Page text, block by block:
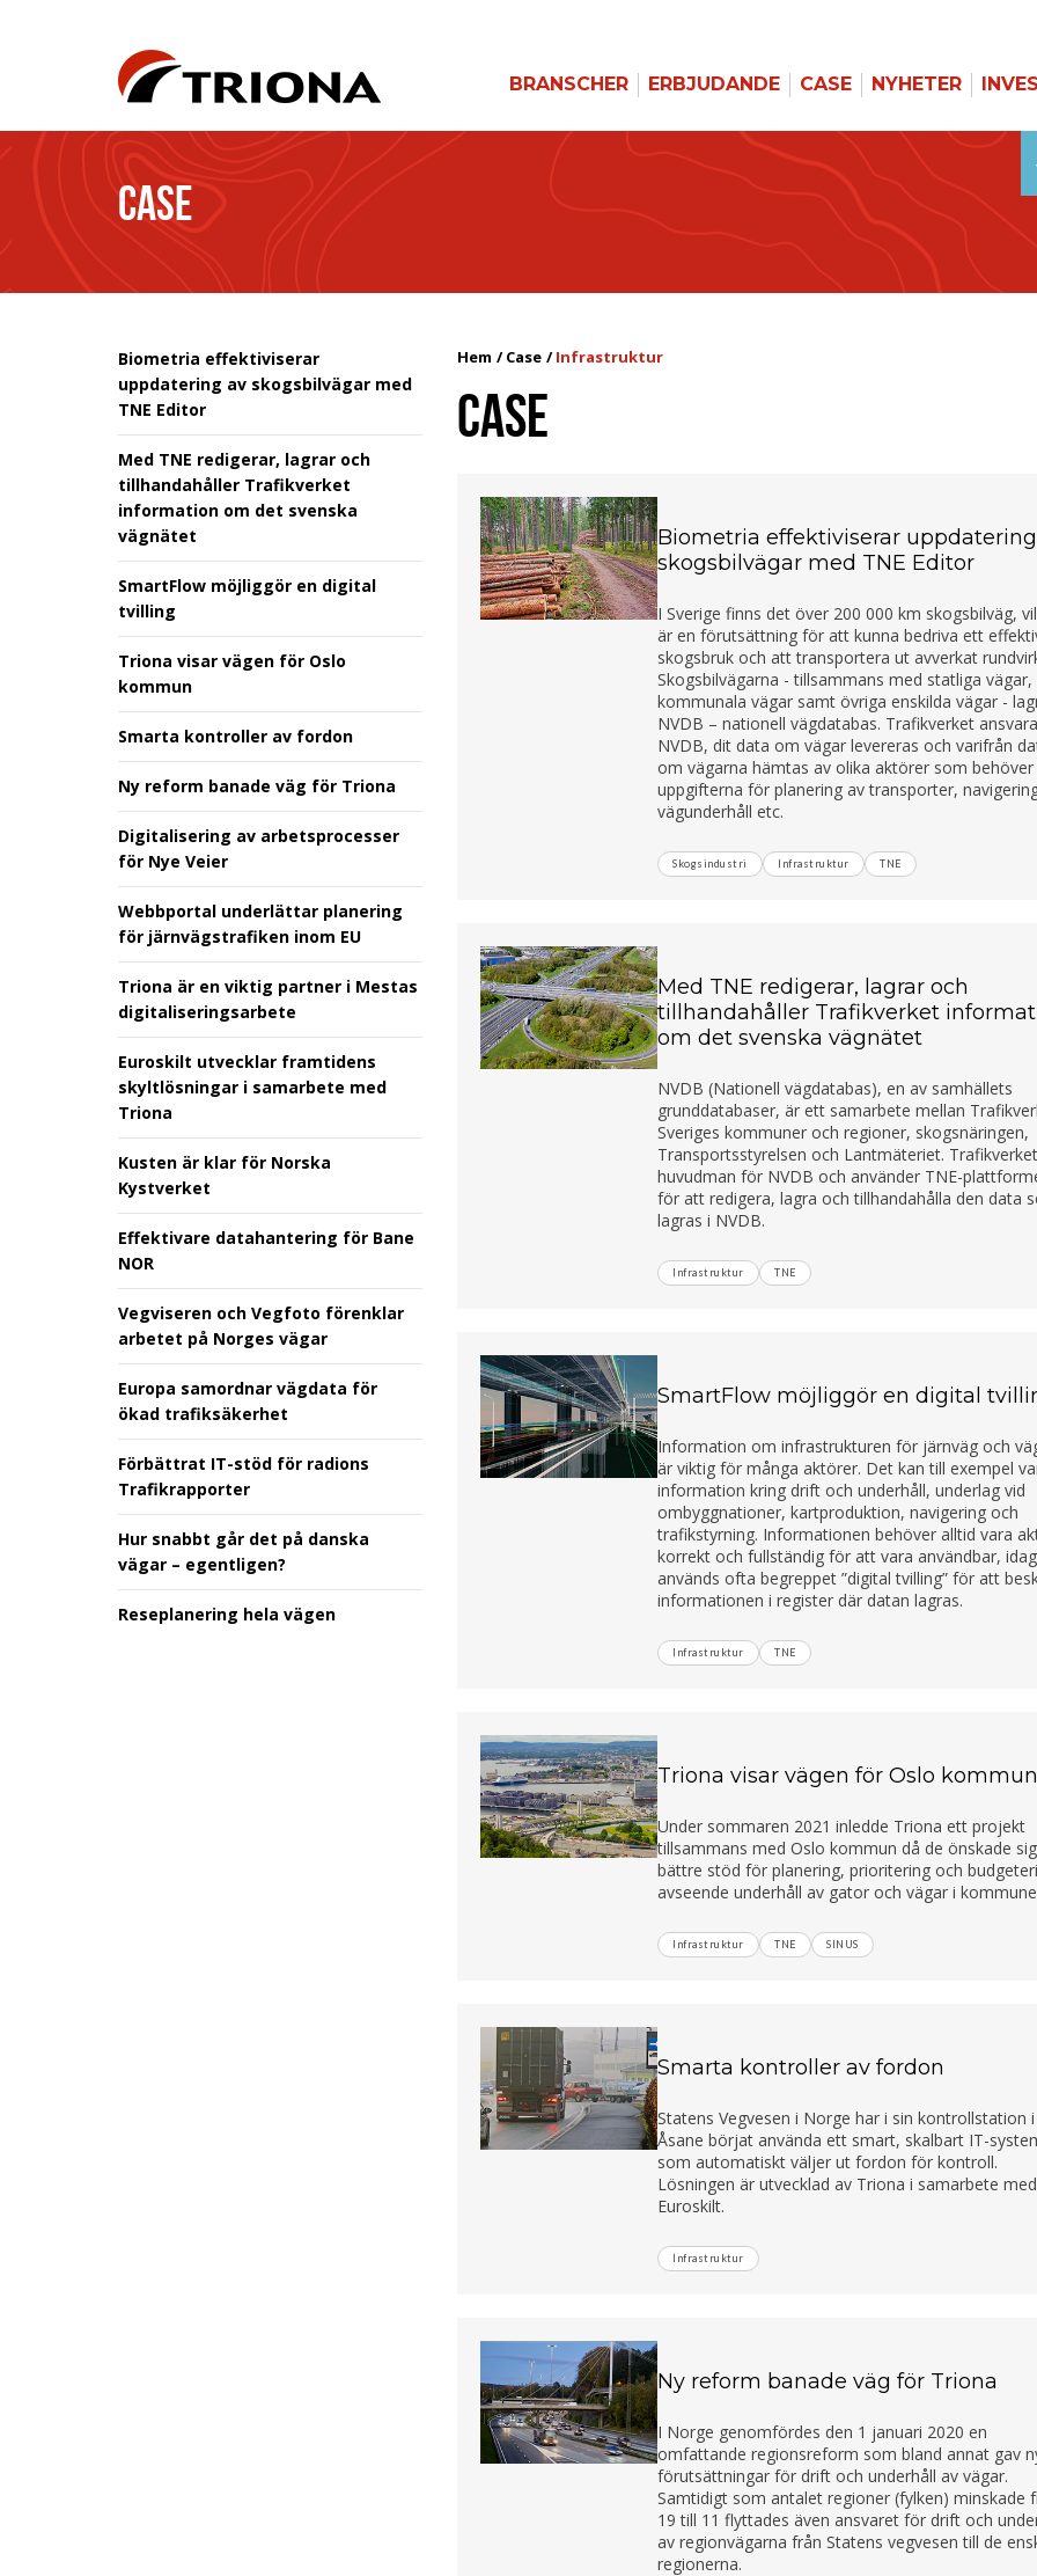
BRANSCHER ERBJUDANDE CASE NYHETER
CASE
Biometria effektiviserar
uppdatering av skogsbilvägar med
TNE Editor
Med TNE redigerar, lagrar och
tillhandahåller Trafikverket
information om det svenska
vägnätet
SmartFlow möjliggör en digital
tvilling
Triona visar vägen för Oslo
kommun
Smarta kontroller av fordon
Ny reform banade väg för Triona
Digitalisering av arbetsprocesser
för Nye Veier
Webbportal underlättar planering
för järnvägstrafiken inom EU
Triona är en viktig partner i Mestas
digitaliseringsarbete
Euroskilt utvecklar framtidens
skyltlösningar i samarbete med
Triona
Kusten är klar för Norska
Kystverket
Effektivare datahantering för Bane
NOR
Vegviseren och Vegfoto förenklar
arbetet på Norges vägar
Europa samordnar vägdata för
ökad trafiksäkerhet
Förbättrat IT-stöd för radions
Trafikrapporter
Hur snabbt går det på danska
vägar – egentligen?
Reseplanering hela vägen
Hem Case Infrastruktur
CASE
Biometria effektiviserar
skogsbilvägar med TNE Editor
I Sverige finns det över 200 000 km skogsbilväg,
är en förutsättning för att kunna bedriva ett
skogsbruk och att transportera ut avverkat
Skogsbilvägarna - tillsammans med statliga vägar,
kommunala vägar samt övriga enskilda vägar -
NVDB – nationell vägdatabas. Trafikverket
NVDB, dit data om vägar levereras och varifrån
om vägarna hämtas av olika aktörer som behöver
uppgifterna för planering av transporter,
vägunderhåll etc.
Skogsindustri Infrastruktur TNE
Med TNE redigerar, lagrar och
tillhandahåller Trafikverket
om det svenska vägnätet
NVDB (Nationell vägdatabas), en av samhällets
grunddatabaser, är ett samarbete mellan
Sveriges kommuner och regioner, skogsnäringen,
Transportsstyrelsen och Lantmäteriet.
huvudman för NVDB och använder TNE-
för att redigera, lagra och tillhandahålla den data
lagras i NVDB.
Infrastruktur TNE
SmartFlow möjliggör en digital
Information om infrastrukturen för järnväg och
är viktig för många aktörer. Det kan till exempel
information kring drift och underhåll, underlag vid
ombyggnationer, kartproduktion, navigering och
trafikstyrning. Informationen behöver alltid vara
korrekt och fullständig för att vara användbar, idag
används ofta begreppet ”digital tvilling” för att
informationen i register där datan lagras.
Infrastruktur TNE
Triona visar vägen för Oslo kommun
Under sommaren 2021 inledde Triona ett projekt
tillsammans med Oslo kommun då de önskade
bättre stöd för planering, prioritering och
avseende underhåll av gator och vägar i
Infrastruktur TNE SINUS
Smarta kontroller av fordon
Statens Vegvesen i Norge har i sin kontrollstation i
Åsane börjat använda ett smart, skalbart IT-
som automatiskt väljer ut fordon för kontroll.
Lösningen är utvecklad av Triona i samarbete med
Euroskilt.
Infrastruktur
Ny reform banade väg för Triona
I Norge genomfördes den 1 januari 2020 en
omfattande regionsreform som bland annat gav
förutsättningar för drift och underhåll av vägar.
Samtidigt som antalet regioner (fylken) minskade
19 till 11 flyttades även ansvaret för drift och
av regionvägarna från Statens vegvesen till de
regionerna.